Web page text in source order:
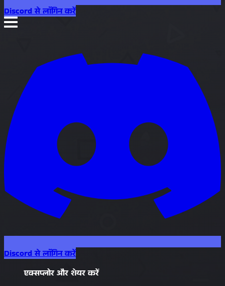
Discord से लॉगिन करें
Discord से लॉगिन करें
एक्सप्लोर और शेयर करें